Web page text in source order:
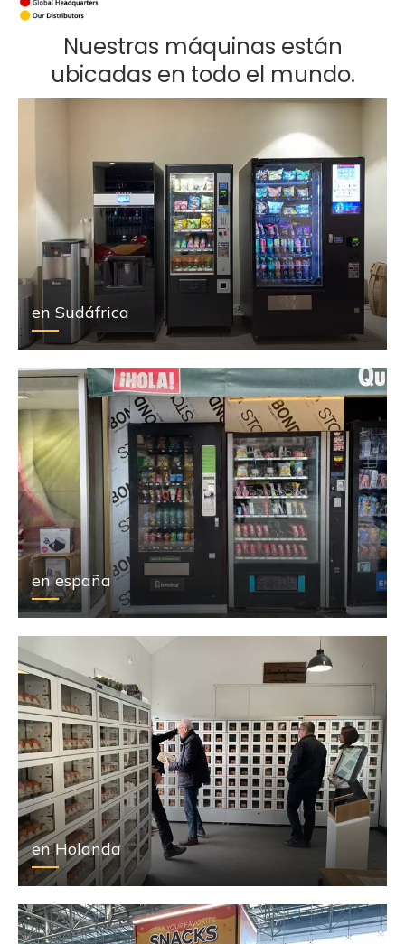
Red global de distribuidores de máquinas
expendedoras
Nuestras máquinas están
ubicadas en todo el mundo.
en Sudáfrica
en españa
en Holanda